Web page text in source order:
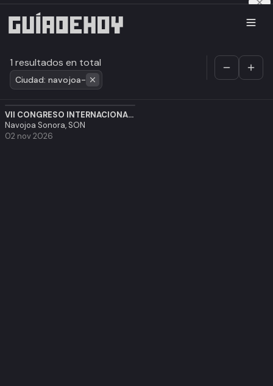
1 resultados en total
Ciudad: navojoa-
VII CONGRESO INTERNACIONAL ADVENTISTA DE TECNOLOGIA
Navojoa Sonora, SON
02 nov 2026